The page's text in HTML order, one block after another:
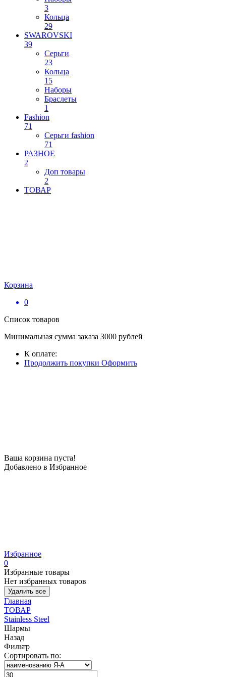
3
Кольца
29
SWAROVSKI
39
Серьги
23
Кольца
15
Наборы
Браслеты
1
Fashion
71
Серьги fashion
71
РАЗНОЕ
2
Доп товары
2
ТОВАР
Корзина
0
Список товаров
Минимальная сумма заказа 3000 рублей
К оплате:
Продолжить покупки Оформить
Ваша корзина пуста!
Добавлено в Избранное
Избранное
0
Избранные товары
Нет избранных товаров
Удалить все
Главная
ТОВАР
Stainless Steel
Шармы
Назад
Фильтр
Сортировать по: